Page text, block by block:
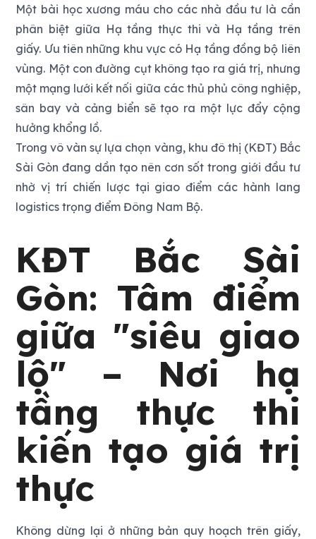
Một bài học xương máu cho các nhà đầu tư là cần
phân biệt giữa Hạ tầng thực thi và Hạ tầng trên
giấy. Ưu tiên những khu vực có Hạ tầng đồng bộ liên
vùng. Một con đường cụt không tạo ra giá trị, nhưng
một mạng lưới kết nối giữa các thủ phủ công nghiệp,
sân bay và cảng biển sẽ tạo ra một lực đẩy cộng
hưởng khổng lồ.
Trong vô vàn sự lựa chọn vàng, khu đô thị (KĐT) Bắc
Sài Gòn đang dần tạo nên cơn sốt trong giới đầu tư
nhờ vị trí chiến lược tại giao điểm các hành lang
logistics trọng điểm Đông Nam Bộ.
KĐT Bắc Sài
Gòn: Tâm điểm
giữa "siêu giao
lộ" – Nơi hạ
tầng thực thi
kiến tạo giá trị
thực
Không dừng lại ở những bản quy hoạch trên giấy,